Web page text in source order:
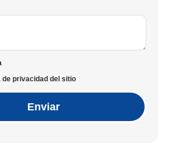
privacidad del sitio
Enviar